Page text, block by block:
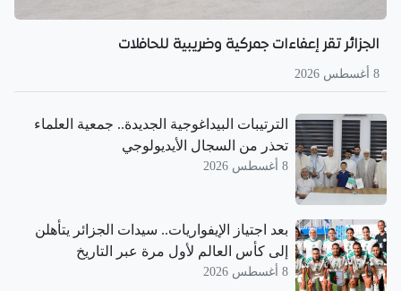
الجزائر تقر إعفاءات جمركية وضريبية للحافلات
8 أغسطس 2026
الترتيبات البيداغوجية الجديدة.. جمعية العلماء
تحذر من السجال الأيديولوجي
8 أغسطس 2026
بعد اجتياز الإيفواريات.. سيدات الجزائر يتأهلن
إلى كأس العالم لأول مرة عبر التاريخ
8 أغسطس 2026